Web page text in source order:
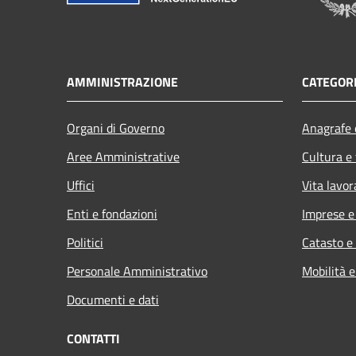
AMMINISTRAZIONE
Organi di Governo
Aree Amministrative
Uffici
Enti e fondazioni
Politici
Personale Amministrativo
Documenti e dati
Cultura
Vita
Imprese
Catasto
Mobilità
CONTATTI